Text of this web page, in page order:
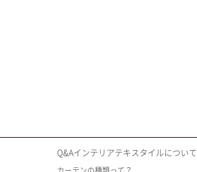
Q&Aインテリアテキスタイルについて
カーテンの種類って？